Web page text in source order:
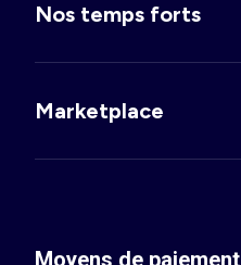
Nos temps forts
Marketplace
Moyens de paiement